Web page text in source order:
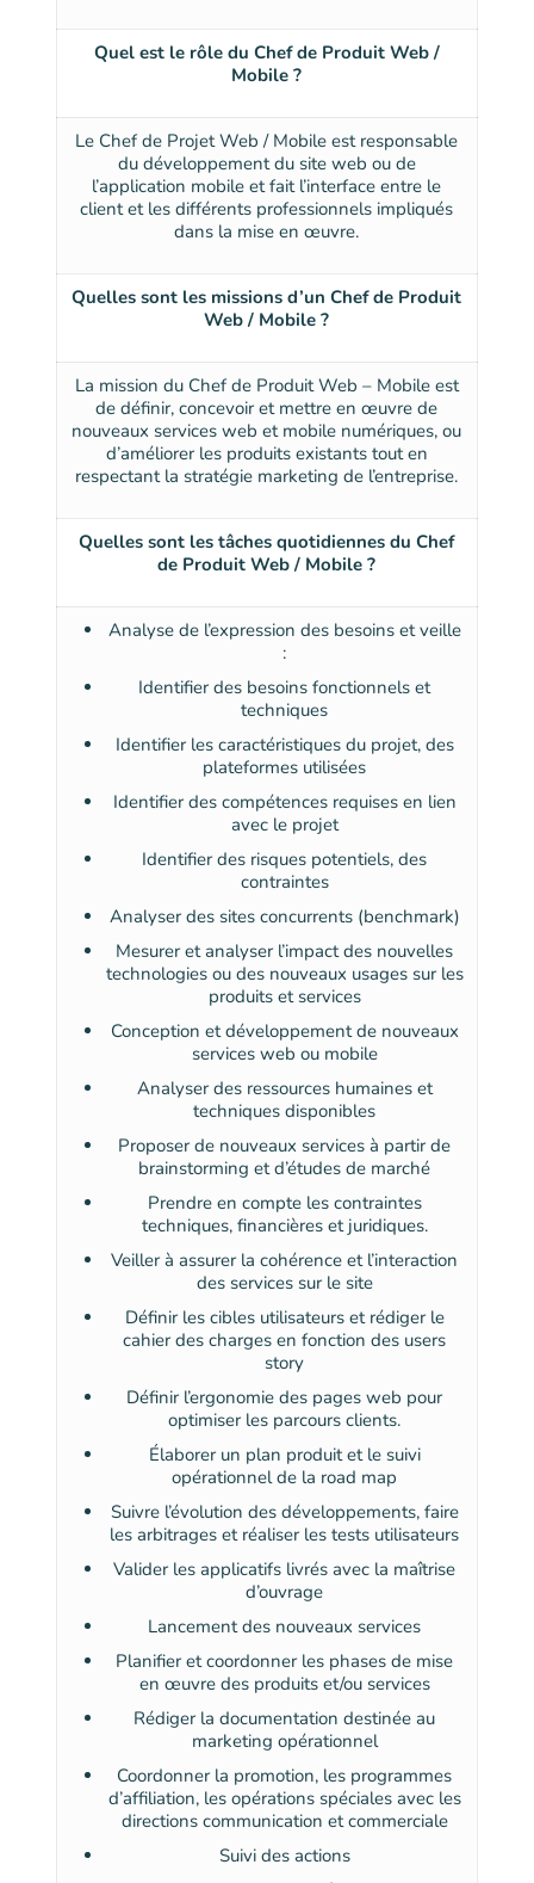
Quel est le rôle du Chef de Produit Web /
Mobile ?
Le Chef de Projet Web / Mobile est responsable
du développement du site web ou de
l’application mobile et fait l’interface entre le
client et les différents professionnels impliqués
dans la mise en œuvre.
Quelles sont les missions d’un Chef de Produit
Web / Mobile ?
La mission du Chef de Produit Web – Mobile est
de définir, concevoir et mettre en œuvre de
nouveaux services web et mobile numériques, ou
d’améliorer les produits existants tout en
respectant la stratégie marketing de l’entreprise.
Quelles sont les tâches quotidiennes du Chef
de Produit Web / Mobile ?
Analyse de l’expression des besoins et veille
:
Identifier des besoins fonctionnels et
techniques
Identifier les caractéristiques du projet, des
plateformes utilisées
Identifier des compétences requises en lien
avec le projet
Identifier des risques potentiels, des
contraintes
Analyser des sites concurrents (benchmark)
Mesurer et analyser l’impact des nouvelles
technologies ou des nouveaux usages sur les
produits et services
Conception et développement de nouveaux
services web ou mobile
Analyser des ressources humaines et
techniques disponibles
Proposer de nouveaux services à partir de
brainstorming et d’études de marché
Prendre en compte les contraintes
techniques, financières et juridiques.
Veiller à assurer la cohérence et l’interaction
des services sur le site
Définir les cibles utilisateurs et rédiger le
cahier des charges en fonction des users
story
Définir l’ergonomie des pages web pour
optimiser les parcours clients.
Élaborer un plan produit et le suivi
opérationnel de la road map
Suivre l’évolution des développements, faire
les arbitrages et réaliser les tests utilisateurs
Valider les applicatifs livrés avec la maîtrise
d’ouvrage
Lancement des nouveaux services
Planifier et coordonner les phases de mise
en œuvre des produits et/ou services
Rédiger la documentation destinée au
marketing opérationnel
Coordonner la promotion, les programmes
d’affiliation, les opérations spéciales avec les
directions communication et commerciale
Suivi des actions